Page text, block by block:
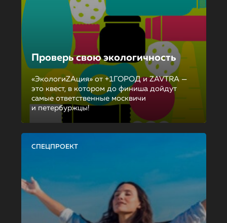
Проверь свою экологичность
«ЭкологиZAция» от +1ГОРОД и ZAVTRA —
это квест, в котором до финиша дойдут
самые ответственные москвичи
и петербуржцы!
СПЕЦПРОЕКТ